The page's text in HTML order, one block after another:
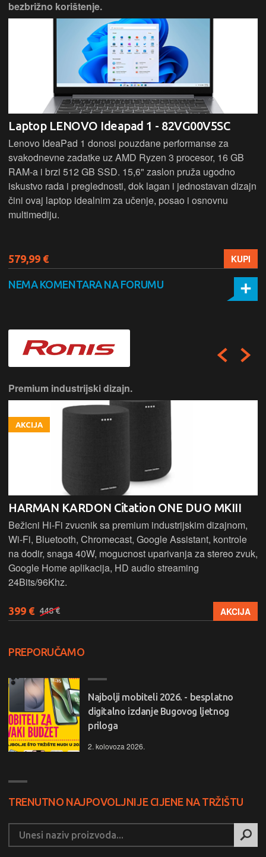
bezbrižno korištenje.
Laptop LENOVO Ideapad 1 - 82VG00V5SC
Lenovo IdeaPad 1 donosi pouzdane performanse za
svakodnevne zadatke uz AMD Ryzen 3 procesor, 16 GB
RAM-a i brzi 512 GB SSD. 15,6" zaslon pruža ugodno
iskustvo rada i preglednosti, dok lagan i jednostavan dizajn
čini ovaj laptop idealnim za učenje, posao i osnovnu
multimediju.
579,99 € KUPI
NEMA KOMENTARA NA FORUMU
Premium industrijski dizajn.
AKCIJA
HARMAN KARDON Citation ONE DUO MKIII
Bežicni Hi-Fi zvucnik sa premium industrijskim dizajnom,
Wi-Fi, Bluetooth, Chromecast, Google Assistant, kontrole
na dodir, snaga 40W, mogucnost uparivanja za stereo zvuk,
Google Home aplikacija, HD audio streaming
24Bits/96Khz.
399 € 448 € AKCIJA
PREPORUČAMO
Najbolji mobiteli 2026. - besplatno
digitalno izdanje Bugovog ljetnog
priloga
2. kolovoza 2026.
TRENUTNO NAJPOVOLJNIJE CIJENE NA TRŽIŠTU